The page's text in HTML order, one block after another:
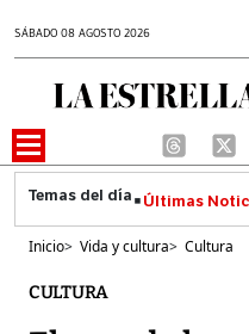
SÁBADO 08 AGOSTO 2026
Últimas
Inicio> Vida y cultura> Cultura
CULTURA